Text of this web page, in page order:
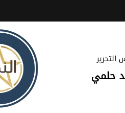
التحرير
حلمي